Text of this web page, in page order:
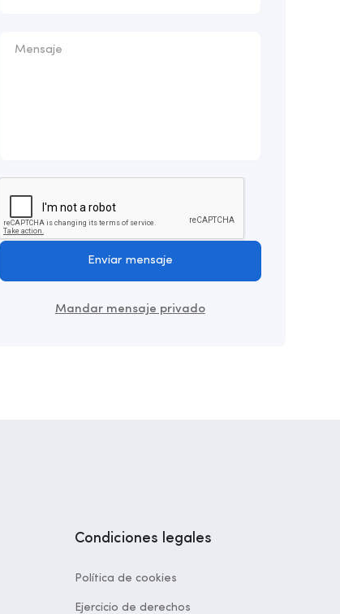
Enviar mensaje
Mandar mensaje privado
Condiciones legales
Política de cookies
Ejercicio de derechos